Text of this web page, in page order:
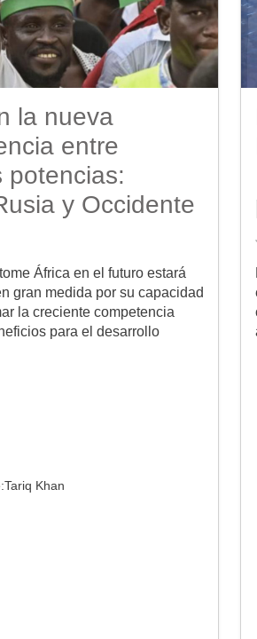
la nueva
entre
potencias:
y Occidente
África en el futuro estará
gran medida por su capacidad
la creciente competencia
para el desarrollo
Tariq Khan